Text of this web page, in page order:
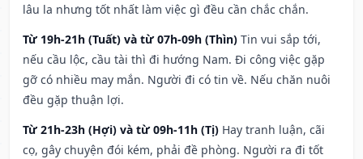
lâu la nhưng tốt nhất làm việc gì đều cần chắc chắn.
Từ 19h-21h (Tuất) và từ 07h-09h (Thìn) Tin vui sắp tới,
nếu cầu lộc, cầu tài thì đi hướng Nam. Đi công việc gặp
gỡ có nhiều may mắn. Người đi có tin về. Nếu chăn nuôi
đều gặp thuận lợi.
Từ 21h-23h (Hợi) và từ 09h-11h (Tị) Hay tranh luận, cãi
cọ, gây chuyện đói kém, phải đề phòng. Người ra đi tốt